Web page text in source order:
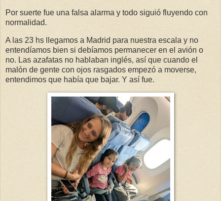
Por suerte fue una falsa alarma y todo siguió fluyendo con
normalidad.
A las 23 hs llegamos a Madrid para nuestra escala y no
entendíamos bien si debíamos permanecer en el avión o
no. Las azafatas no hablaban inglés, así que cuando el
malón de gente con ojos rasgados empezó a moverse,
entendimos que había que bajar. Y así fue.